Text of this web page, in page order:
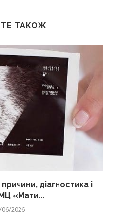
ТАКОЖ
діагностика і
МЦ «Мати...
06/2026